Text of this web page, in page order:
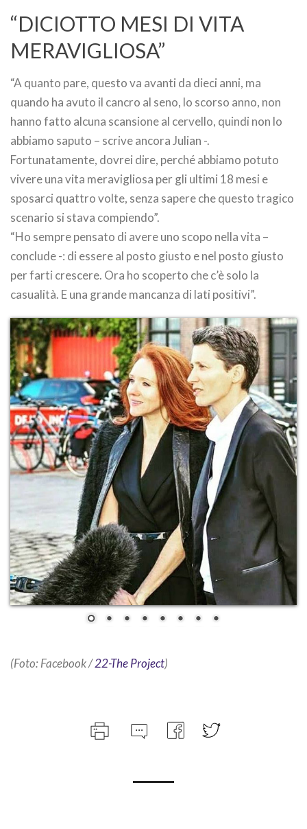
“DICIOTTO MESI DI VITA
MERAVIGLIOSA”
“A quanto pare, questo va avanti da dieci anni, ma
quando ha avuto il cancro al seno, lo scorso anno, non
hanno fatto alcuna scansione al cervello, quindi non lo
abbiamo saputo – scrive ancora Julian -.
Fortunatamente, dovrei dire, perché abbiamo potuto
vivere una vita meravigliosa per gli ultimi 18 mesi e
sposarci quattro volte, senza sapere che questo tragico
scenario si stava compiendo”.
“Ho sempre pensato di avere uno scopo nella vita –
conclude -: di essere al posto giusto e nel posto giusto
per farti crescere. Ora ho scoperto che c’è solo la
casualità. E una grande mancanza di lati positivi”.
(Foto: Facebook /22-The Project)